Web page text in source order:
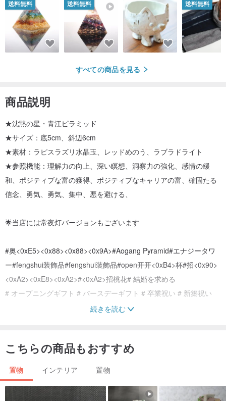
送料無料 送料無料 送料無料
すべての商品を見る
商品説明
★沈黙の星・青江ピラミッド
★サイズ：底5cm、斜辺6cm
★素材：ラピスラズリ水晶玉、レッドめのう、ラブラドライト
★参照機能：理解力の向上、深い瞑想、洞察力の強化、感情の緩
和、ポジティブな富の獲得、ポジティブなキャリアの富、確固たる
信念、勇気、勇気、集中、悪を避ける、
🌟当店には常夜灯バージョンもございます
#奥<0xE5><0x88><0x88><0x9A>#Aogang Pyramid#エナジータワ
ー#fengshui装飾品#fengshui装飾品#open开开<0xB4>杯#招<0x90>
<0xA2><0xE8><0xA2>#<0xA2>招桃花# 結婚を求める
# オープニングギフト # バースデーギフト # 卒業祝い # 新築祝い
ルギー場を浄化するために使用されます.オルゴナイトが大きいほ
ション（オープニングギフト）、中・小サイズのものは部屋や机に
置いたり、携帯したり、円盤型のものは水を浄化するコースターと
続きを読む
こちらの商品もおすすめ
置物 インテリア 置物